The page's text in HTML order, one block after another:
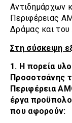
Αντιδημάρχων
Περιφέρειας
Δράμας και
Στη σύσκεψη
1. Η πορεία
Προσοτσάνης
Περιφέρεια
έργα
που αφορούν: